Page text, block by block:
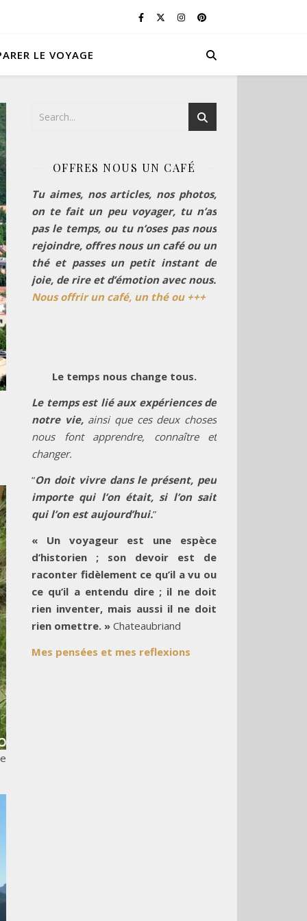
LE VOYAGE
OFFRES NOUS UN CAFÉ
Tu aimes, nos articles, nos photos,
on te fait un peu voyager, tu n’as
pas le temps, ou tu n’oses pas nous
rejoindre, offres nous un café ou un
thé et passes un petit instant de
joie, de rire et d’émotion avec nous.
Nous offrir un café, un thé ou +++
Le temps nous change tous.
Le temps est lié aux expériences de
notre vie, ainsi que ces deux choses
nous font apprendre, connaître et
changer.
“On doit vivre dans le présent, peu
importe qui l’on était, si l’on sait
qui l’on est aujourd’hui.”
« Un voyageur est une espèce
d’historien ; son devoir est de
raconter fidèlement ce qu’il a vu ou
ce qu’il a entendu dire ; il ne doit
rien inventer, mais aussi il ne doit
rien omettre. » Chateaubriand
Mes pensées et mes reflexions